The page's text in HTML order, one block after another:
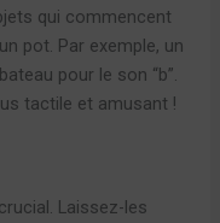
qui commencent
pot. Par exemple, un
pour le son “b”.
tactile et amusant !
Laissez-les